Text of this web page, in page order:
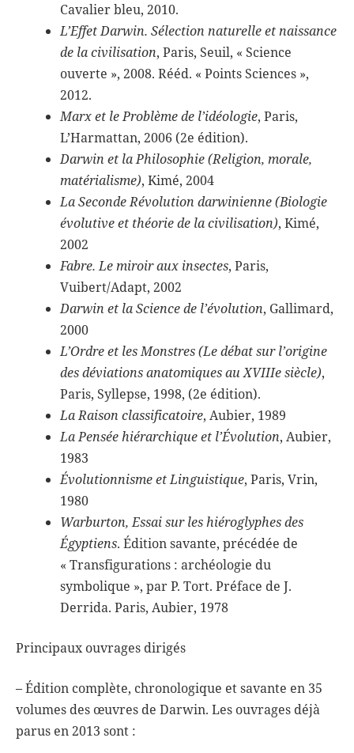
Cavalier bleu, 2010.
L’Effet Darwin. Sélection naturelle et naissance
de la civilisation, Paris, Seuil, « Science
ouverte », 2008. Rééd. « Points Sciences »,
2012.
Marx et le Problème de l’idéologie, Paris,
L’Harmattan, 2006 (2e édition).
Darwin et la Philosophie (Religion, morale,
matérialisme), Kimé, 2004
La Seconde Révolution darwinienne (Biologie
évolutive et théorie de la civilisation), Kimé,
2002
Fabre. Le miroir aux insectes, Paris,
Vuibert/Adapt, 2002
Darwin et la Science de l’évolution, Gallimard,
2000
L’Ordre et les Monstres (Le débat sur l’origine
des déviations anatomiques au XVIIIe siècle),
Paris, Syllepse, 1998, (2e édition).
La Raison classificatoire, Aubier, 1989
La Pensée hiérarchique et l’Évolution, Aubier,
1983
Évolutionnisme et Linguistique, Paris, Vrin,
1980
Warburton, Essai sur les hiéroglyphes des
Égyptiens. Édition savante, précédée de
« Transfigurations : archéologie du
symbolique », par P. Tort. Préface de J.
Derrida. Paris, Aubier, 1978
Principaux ouvrages dirigés
– Édition complète, chronologique et savante en 35
volumes des œuvres de Darwin. Les ouvrages déjà
parus en 2013 sont :